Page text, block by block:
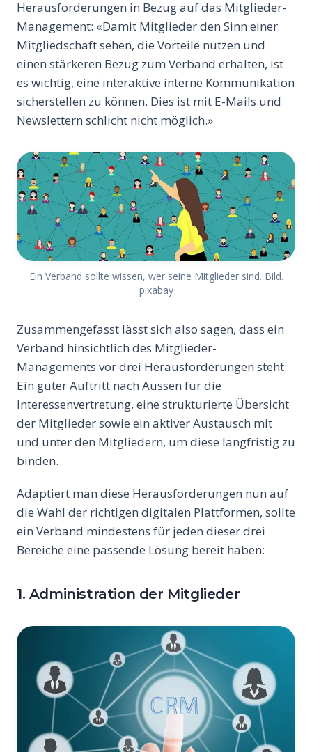
Herausforderungen in Bezug auf das Mitglieder-
Management: «Damit Mitglieder den Sinn einer
Mitgliedschaft sehen, die Vorteile nutzen und
einen stärkeren Bezug zum Verband erhalten, ist
es wichtig, eine interaktive interne Kommunikation
sicherstellen zu können. Dies ist mit E-Mails und
Newslettern schlicht nicht möglich.»
Ein Verband sollte wissen, wer seine Mitglieder sind. Bild.
pixabay
Zusammengefasst lässt sich also sagen, dass ein
Verband hinsichtlich des Mitglieder-
Managements vor drei Herausforderungen steht:
Ein guter Auftritt nach Aussen für die
Interessenvertretung, eine strukturierte Übersicht
der Mitglieder sowie ein aktiver Austausch mit
und unter den Mitgliedern, um diese langfristig zu
binden.
Adaptiert man diese Herausforderungen nun auf
die Wahl der richtigen digitalen Plattformen, sollte
ein Verband mindestens für jeden dieser drei
Bereiche eine passende Lösung bereit haben:
1. Administration der Mitglieder